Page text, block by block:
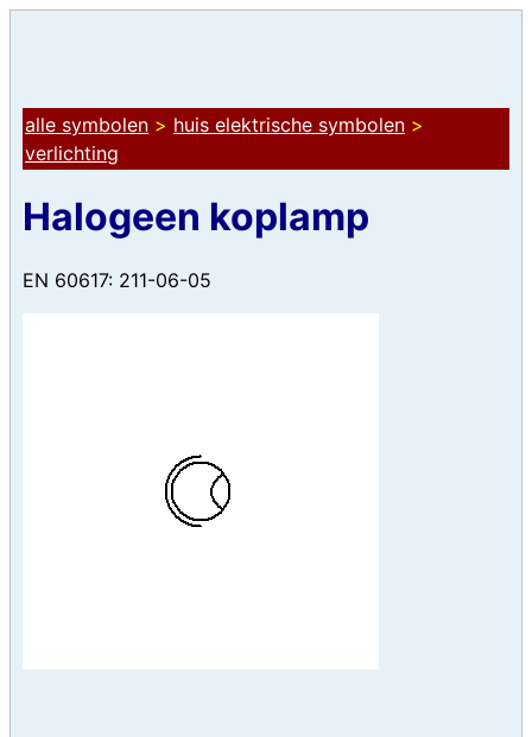
alle symbolen > huis elektrische symbolen >
verlichting
Halogeen koplamp
EN 60617: 211-06-05